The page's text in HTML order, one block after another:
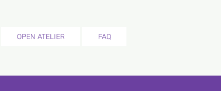
OPEN ATELIER FAQ